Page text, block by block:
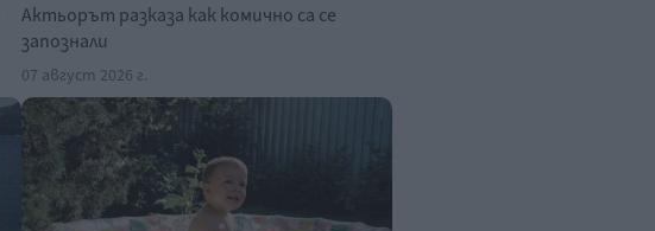
Актьорът разказа как комично са се
запознали
07 август 2026 г.